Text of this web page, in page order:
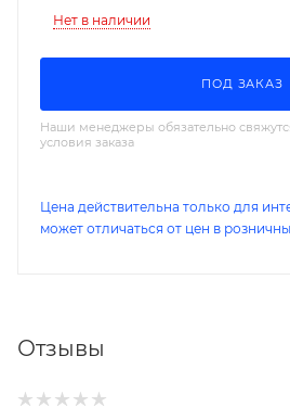
Нет в наличии
ПОД ЗАКАЗ
Наши менеджеры обязательно
условия заказа
Цена действительна только для
может отличаться от цен в
Отзывы